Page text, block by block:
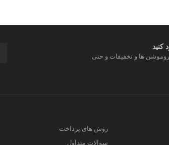
کنید
ها و تخفیفات و حتی
روش های پرداخت
سوالات متداول